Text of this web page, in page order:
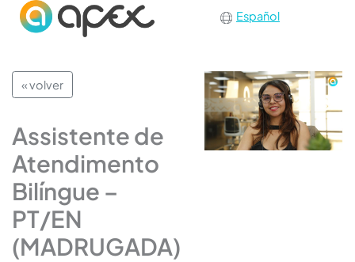
Español
« volver
Assistente de
Atendimento
Bilíngue –
PT/EN
(MADRUGADA)